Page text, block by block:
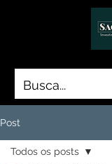
Post
Todos os posts